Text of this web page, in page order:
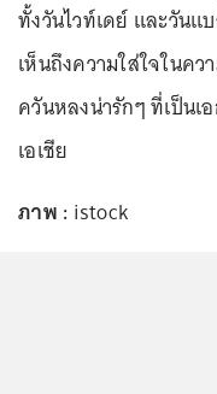
ทั้งวันไวท์เดย์ และวัน
เห็นถึงความใส่ใจในค
ควันหลงน่ารักๆ ที่เป็น
เอเชีย
ภาพ : istock